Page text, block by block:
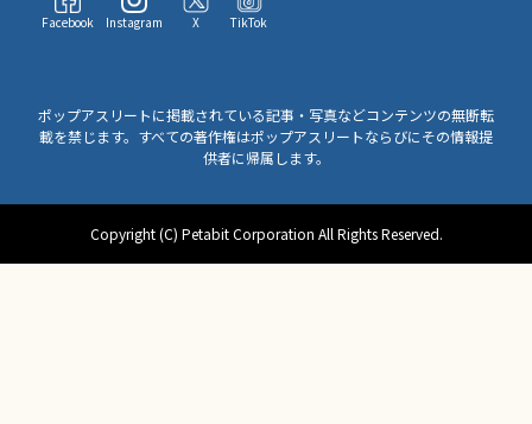
Facebook Instagram X TikTok
ポップアスリートに掲載されている記事・写真などコンテンツの無断転
載を禁じます。すべての著作権はポップアスリートならびにその情報提
供者に帰属します。
Copyright (C) Petabit Corporation All Rights Reserved.